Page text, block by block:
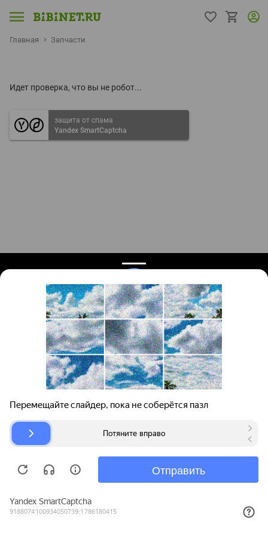
Главная Запчасти
Идет проверка, что вы не робот...
защита от спама
Yandex SmartCaptcha
Поиск запчастей
Для автокомпаний
Авторазборки
О проекте
Помощь
Карта сайта
© bibinet.ru - система поиска запчастей,
Copyright 2010-2026 Все права защищены